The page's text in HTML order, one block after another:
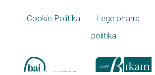
Cookie Politika Lege oharra
politika